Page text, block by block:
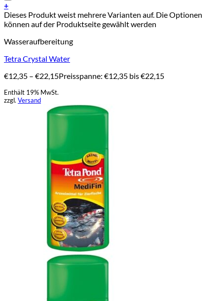
+
Dieses Produkt weist mehrere Varianten auf. Die Optionen
können auf der Produktseite gewählt werden
Wasseraufbereitung
Tetra Crystal Water
€12,35 – €22,15Preisspanne: €12,35 bis €22,15
Enthält 19% MwSt.
zzgl. Versand